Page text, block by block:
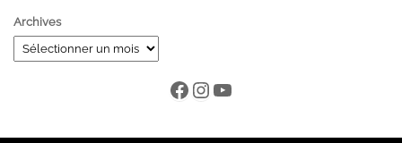
Archives